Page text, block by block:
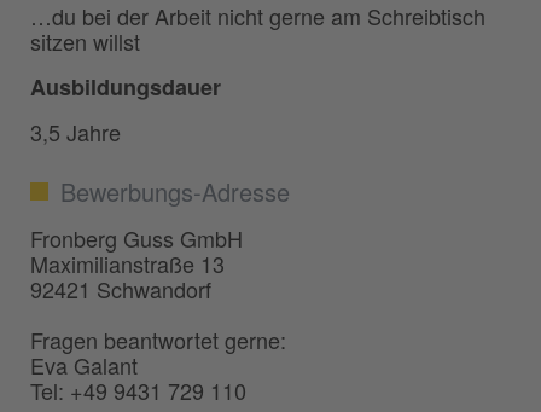
…du bei der Arbeit nicht gerne am Schreibtisch
sitzen willst
Ausbildungsdauer
3,5 Jahre
Bewerbungs-Adresse
Fronberg Guss GmbH
Maximilianstraße 13
92421 Schwandorf
Fragen beantwortet gerne:
Eva Galant
Tel: +49 9431 729 110